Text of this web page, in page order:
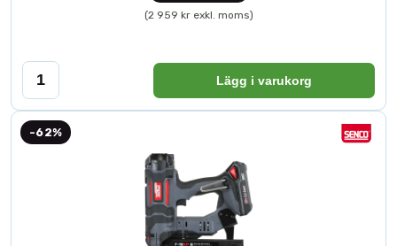
(2 959 kr exkl. moms)
Lägg i varukorg
-62%